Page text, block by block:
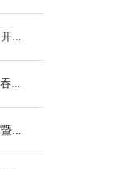
门
吐
望